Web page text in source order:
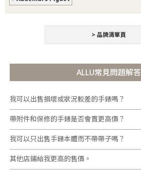
> 品牌清單頁
ALLU常見問題解答
我可以出售損壞或狀況較差的手錶嗎？
帶附件和保修的手錶是否會賣更高價？
我可以只出售手錶本體而不帶帶子嗎？
其他店鋪給我更高的售價。